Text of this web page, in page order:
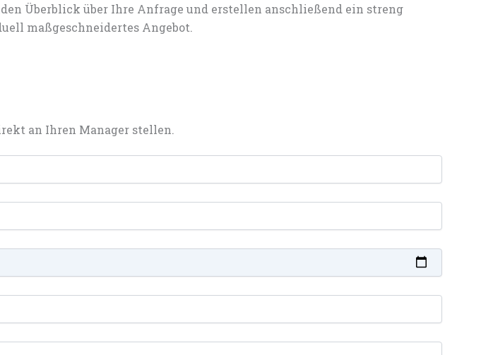
Überblick über Ihre Anfrage und erstellen anschließend ein streng
maßgeschneidertes Angebot.
an Ihren Manager stellen.